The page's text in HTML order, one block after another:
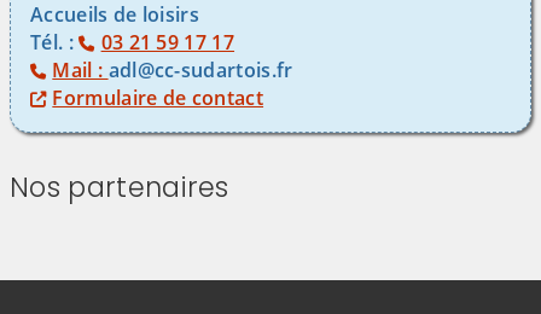
Accueils de loisirs
Tél. :
03 21 59 17 17
Mail : adl@cc-sudartois.fr
Formulaire de contact
Nos partenaires